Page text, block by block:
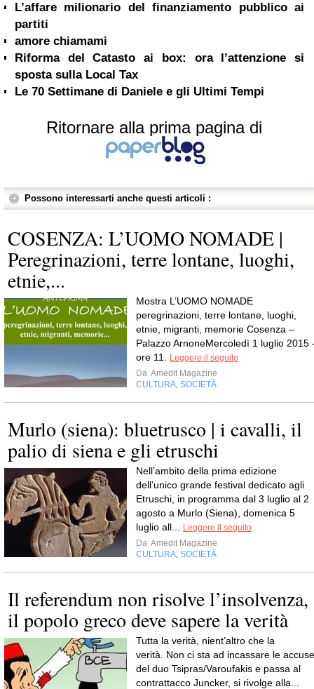
L’affare milionario del finanziamento pubblico ai
partiti
amore chiamami
Riforma del Catasto ai box: ora l’attenzione si
sposta sulla Local Tax
Le 70 Settimane di Daniele e gli Ultimi Tempi
Ritornare alla prima pagina di
Possono interessarti anche questi articoli :
COSENZA: L’UOMO NOMADE |
Peregrinazioni, terre lontane, luoghi,
etnie,...
Mostra L’UOMO NOMADE
peregrinazioni, terre lontane, luoghi,
etnie, migranti, memorie Cosenza –
Palazzo ArnoneMercoledì 1 luglio 2015
ore 11.
Leggere il seguito
Da Amedit Magazine
CULTURA SOCIETÀ
Murlo (siena): bluetrusco | i cavalli, il
palio di siena e gli etruschi
Nell’ambito della prima edizione
dell’unico grande festival dedicato agli
Etruschi, in programma dal 3 luglio al 2
agosto a Murlo (Siena), domenica 5
luglio all...
Leggere il seguito
Da Amedit Magazine
CULTURA SOCIETÀ
Il referendum non risolve l’insolvenza,
il popolo greco deve sapere la verità
Tutta la verità, nient’altro che la
verità. Non ci sta ad incassare le accuse
del duo Tsipras/Varoufakis e passa al
contrattacco Juncker, si rivolge alla...